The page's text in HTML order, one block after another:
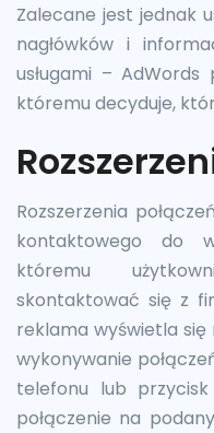
Zalecane jest jednak
nagłówków i
usługami –
któremu decyduje,
Rozszerzenia
kontaktowego do
któremu
skontaktować się z
reklama wyświetla się
wykonywanie
telefonu lub
połączenie na